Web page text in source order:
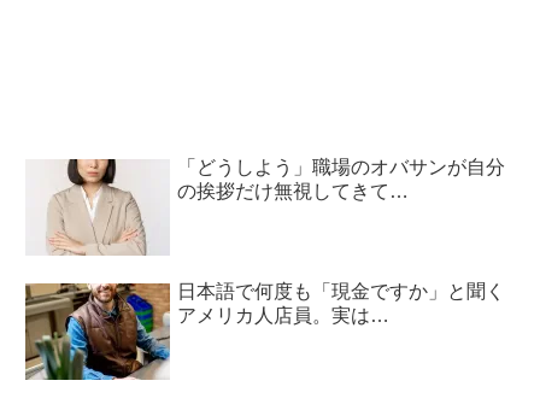
「どうしよう」職場のオバサンが自分
の挨拶だけ無視してきて…
日本語で何度も「現金ですか」と聞く
アメリカ人店員。実は…